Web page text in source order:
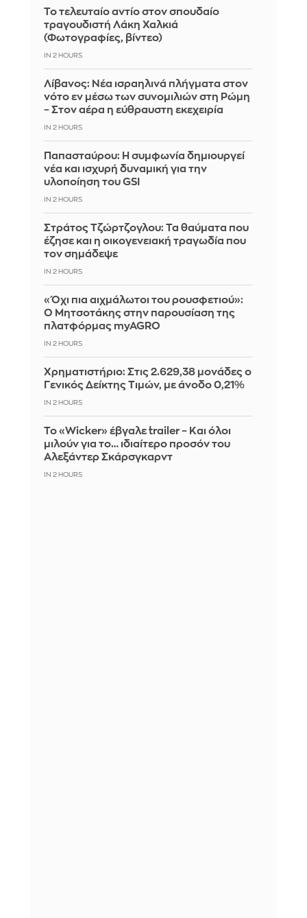
Το τελευταίο αντίο στον σπουδαίο
τραγουδιστή Λάκη Χαλκιά
(Φωτογραφίες, βίντεο)
IN 2 HOURS
Λίβανος: Νέα ισραηλινά πλήγματα στον
νότο εν μέσω των συνομιλιών στη Ρώμη
– Στον αέρα η εύθραυστη εκεχειρία
IN 2 HOURS
Παπασταύρου: Η συμφωνία δημιουργεί
νέα και ισχυρή δυναμική για την
υλοποίηση του GSI
IN 2 HOURS
Στράτος Τζώρτζογλου: Τα θαύματα που
έζησε και η οικογενειακή τραγωδία που
τον σημάδεψε
IN 2 HOURS
«Όχι πια αιχμάλωτοι του ρουσφετιού»:
Ο Μητσοτάκης στην παρουσίαση της
πλατφόρμας myAGRO
IN 2 HOURS
Χρηματιστήριο: Στις 2.629,38 μονάδες ο
Γενικός Δείκτης Τιμών, με άνοδο 0,21%
IN 2 HOURS
Το «Wicker» έβγαλε trailer – Και όλοι
μιλούν για το… ιδιαίτερο προσόν του
Αλεξάντερ Σκάρσγκαρντ
IN 2 HOURS